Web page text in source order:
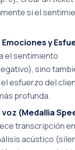
si el
Emociones y
el sentimiento
sino
esfuerzo del
profunda.
voz (Medallia
transcripción
acústico